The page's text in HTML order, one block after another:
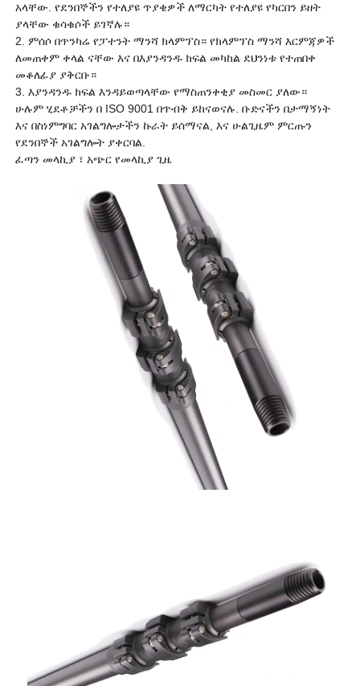
አላቸው. የደንበኞችን የተለያዩ ጥያቄዎች ለማርካት የተለያዩ የካርበን ይዘት
ያላቸው ቁሳቁሶች ይገኛሉ።
2. ምሰሶ በጥንካሬ የፓተንት ማንሻ ክላምፕስ። የክላምፕስ ማንሻ እርምጃዎች
ለመጠቀም ቀላል ናቸው እና በእያንዳንዱ ክፍል መካከል ደህንነቱ የተጠበቀ
መቆለፊያ ያቅርቡ።
3. እያንዳንዱ ክፍል እንዳይወጣላቸው የማስጠንቀቂያ መስመር ያለው።
ሁሉም ሂደቶቻችን በ ISO 9001 በጥብቅ ይከናወናሉ. ቡድናችን በታማኝነት
እና በስነምግባር አገልግሎታችን ኩራት ይሰማናል, እና ሁልጊዜም ምርጡን
የደንበኞች አገልግሎት ያቀርባል.
ፈጣን መላኪያ ፣ አጭር የመላኪያ ጊዜ